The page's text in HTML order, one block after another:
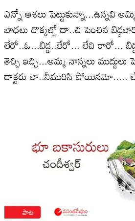
ఎన్నో ఆశలు పెట్టుకున్నా...ఉన్నవి
బాధలు డొక్కల్లో దా..చి పెంచిన
లేరో..ఓ...బిడ్డ..లేరో... లేచి రారో...
తెచ్చి ఇచ్చి...అమ్మ నాన్నలు ముద్దులు
డాక్టరు లా..నీమురిసి పోయినమో.....